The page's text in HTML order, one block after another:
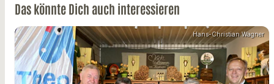
Das könnte Dich auch interessieren
Hans-Christian Wagner